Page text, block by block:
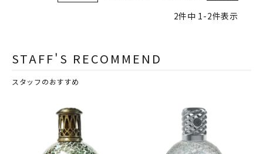
2件中 1 -2件表示
STAFF'S RECOMMEND
スタッフのおすすめ